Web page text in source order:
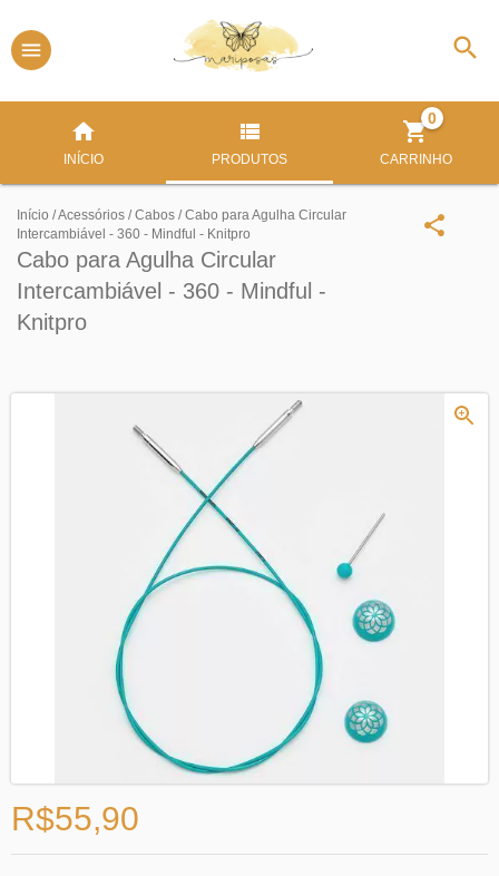
INÍCIO PRODUTOS CARRINHO
0
Início /Acessórios / Cabos / Cabo para Agulha Circular
Intercambiável - 360 - Mindful - Knitpro
Cabo para Agulha Circular
Intercambiável - 360 - Mindful -
Knitpro
R$55,90